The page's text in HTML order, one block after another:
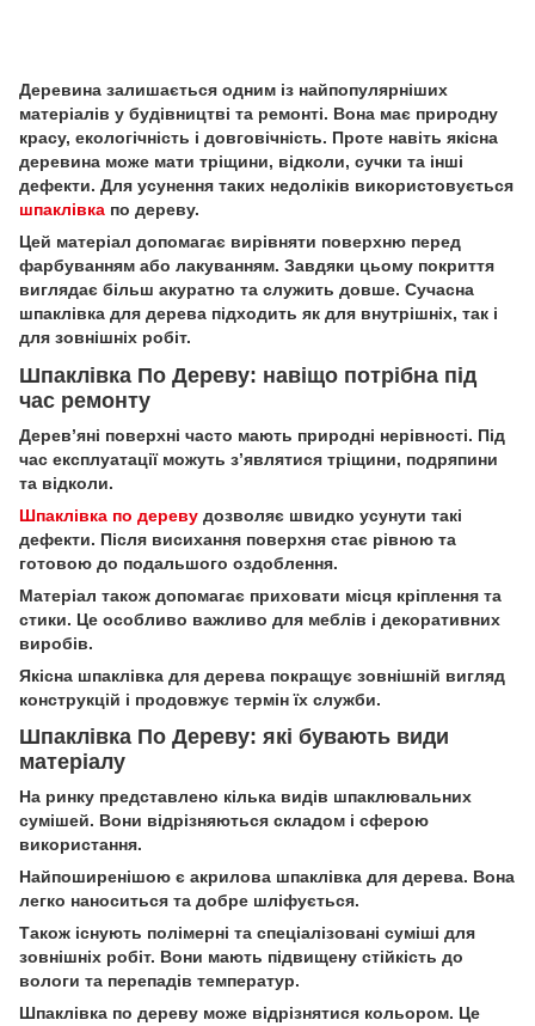
Деревина залишається одним із найпопулярніших
матеріалів у будівництві та ремонті. Вона має природну
красу, екологічність і довговічність. Проте навіть якісна
деревина може мати тріщини, відколи, сучки та інші
дефекти. Для усунення таких недоліків використовується
шпаклівка по дереву.
Цей матеріал допомагає вирівняти поверхню перед
фарбуванням або лакуванням. Завдяки цьому покриття
виглядає більш акуратно та служить довше. Сучасна
шпаклівка для дерева підходить як для внутрішніх, так і
для зовнішніх робіт.
Шпаклівка По Дереву: навіщо потрібна під
час ремонту
Дерев’яні поверхні часто мають природні нерівності. Під
час експлуатації можуть з’являтися тріщини, подряпини
та відколи.
Шпаклівка по дереву дозволяє швидко усунути такі
дефекти. Після висихання поверхня стає рівною та
готовою до подальшого оздоблення.
Матеріал також допомагає приховати місця кріплення та
стики. Це особливо важливо для меблів і декоративних
виробів.
Якісна шпаклівка для дерева покращує зовнішній вигляд
конструкцій і продовжує термін їх служби.
Шпаклівка По Дереву: які бувають види
матеріалу
На ринку представлено кілька видів шпаклювальних
сумішей. Вони відрізняються складом і сферою
використання.
Найпоширенішою є акрилова шпаклівка для дерева. Вона
легко наноситься та добре шліфується.
Також існують полімерні та спеціалізовані суміші для
зовнішніх робіт. Вони мають підвищену стійкість до
вологи та перепадів температур.
Шпаклівка по дереву може відрізнятися кольором. Це